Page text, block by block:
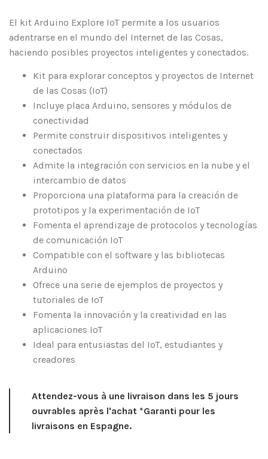
El kit Arduino Explore IoT permite a los usuarios
adentrarse en el mundo del Internet de las Cosas,
haciendo posibles proyectos inteligentes y conectados.
Kit para explorar conceptos y proyectos de Internet
de las Cosas (IoT)
Incluye placa Arduino, sensores y módulos de
conectividad
Permite construir dispositivos inteligentes y
conectados
Admite la integración con servicios en la nube y el
intercambio de datos
Proporciona una plataforma para la creación de
prototipos y la experimentación de IoT
Fomenta el aprendizaje de protocolos y tecnologías
de comunicación IoT
Compatible con el software y las bibliotecas
Arduino
Ofrece una serie de ejemplos de proyectos y
tutoriales de IoT
Fomenta la innovación y la creatividad en las
aplicaciones IoT
Ideal para entusiastas del IoT, estudiantes y
creadores
Attendez-vous à une livraison dans les 5 jours
ouvrables après l'achat *Garanti pour les
livraisons en Espagne.